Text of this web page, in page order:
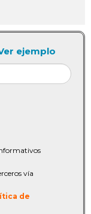
ejemplo
vía
de